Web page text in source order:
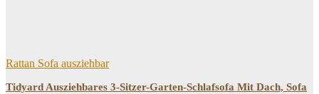
Rattan Sofa ausziehbar
Tidyard Ausziehbares 3-Sitzer-Garten-Schlafsofa Mit Dach, Sofa